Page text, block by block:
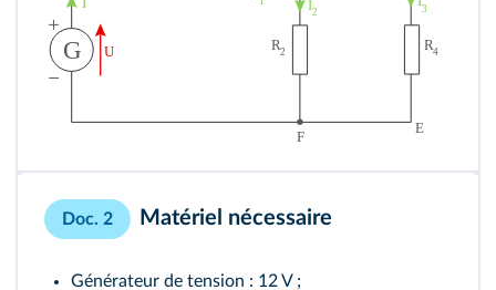
Doc. 2 Matériel nécessaire
Générateur de tension : 12 V ;